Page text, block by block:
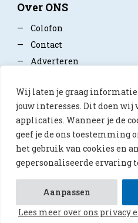
Wij laten je graag
jouw interesses. Dit doen
applicaties. Wanneer je de
geef je de ons toestemming
het gebruik van cookies en
gepersonaliseerde ervaring
Aanpassen
Lees meer over ons privacy
Over ONS
—
Colofon
—
Contact
—
Adverteren
—Privacy policy
© 2026 ONS Magazine